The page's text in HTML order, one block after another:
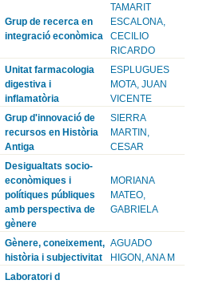
Grup de recerca en
integració econòmica
TAMARIT
ESCALONA,
CECILIO
RICARDO
Unitat farmacologia
digestiva i
inflamatòria
ESPLUGUES
MOTA, JUAN
VICENTE
Grup d'innovació de
recursos en Història
Antiga
SIERRA
MARTIN,
CESAR
Desigualtats socio-
econòmiques i
polítiques públiques
amb perspectiva de
gènere
MORIANA
MATEO,
GABRIELA
Gènere, coneixement,
història i subjectivitat
AGUADO
HIGON, ANA M
Laboratori d